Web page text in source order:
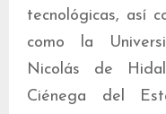
tecnológicas, así
como la
Nicolás de
Ciénega del